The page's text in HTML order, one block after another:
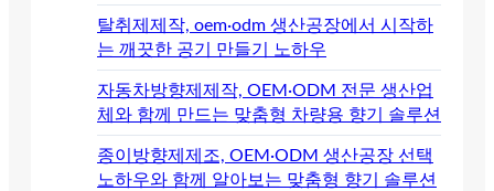
탈취제제작, oem·odm 생산공장에서 시작하
는 깨끗한 공기 만들기 노하우
자동차방향제제작, OEM·ODM 전문 생산업
체와 함께 만드는 맞춤형 차량용 향기 솔루션
종이방향제제조, OEM·ODM 생산공장 선택
노하우와 함께 알아보는 맞춤형 향기 솔루션